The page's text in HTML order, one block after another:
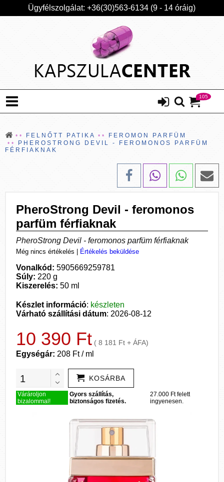
Ügyfélszolgálat: +36(30)563-6134 (9 - 14 óráig)
105
FELNŐTT PATIKA
FEROMON PARFÜM
PHEROSTRONG DEVIL - FEROMONOS PARFÜM
FÉRFIAKNAK
PheroStrong Devil - feromonos
parfüm férfiaknak
PheroStrong Devil - feromonos parfüm férfiaknak
Még nincs értékelés Értékelés beküldése
Vonalkód: 5905669259781
Súly: 220 g
Kiszerelés: 50 ml
Készlet információ: készleten
Várható szállítási dátum: 2026-08-12
10 390 Ft ( 8 181 Ft + ÁFA)
Egységár: 208 Ft / ml
KOSÁRBA
Várároljon
bizalommal!
Gyors szállítás,
biztonságos fizetés.
27.000 Ft felett
ingyenesen.